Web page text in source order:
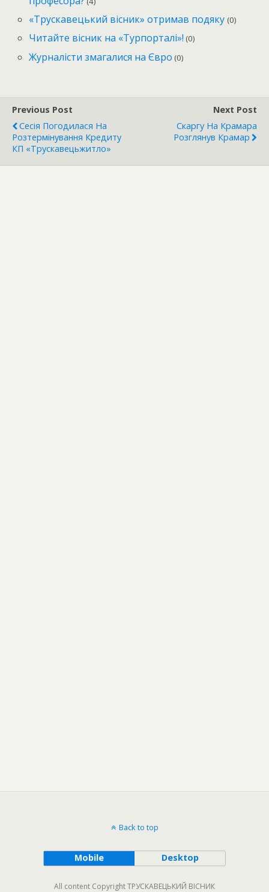
«Трускавецький вісник» отримав подяку (0)
Читайте вісник на «Турпорталі»! (0)
Журналісти змагалися на Євро (0)
Previous Post
Сесія Погодилася На
Розтермінування Кредиту
КП «Трускавецьжитло»
Next Post
Скаргу На Крамара
Розглянув Крамар
Back to top
Mobile Desktop
All content Copyright ТРУСКАВЕЦЬКИЙ ВІСНИК